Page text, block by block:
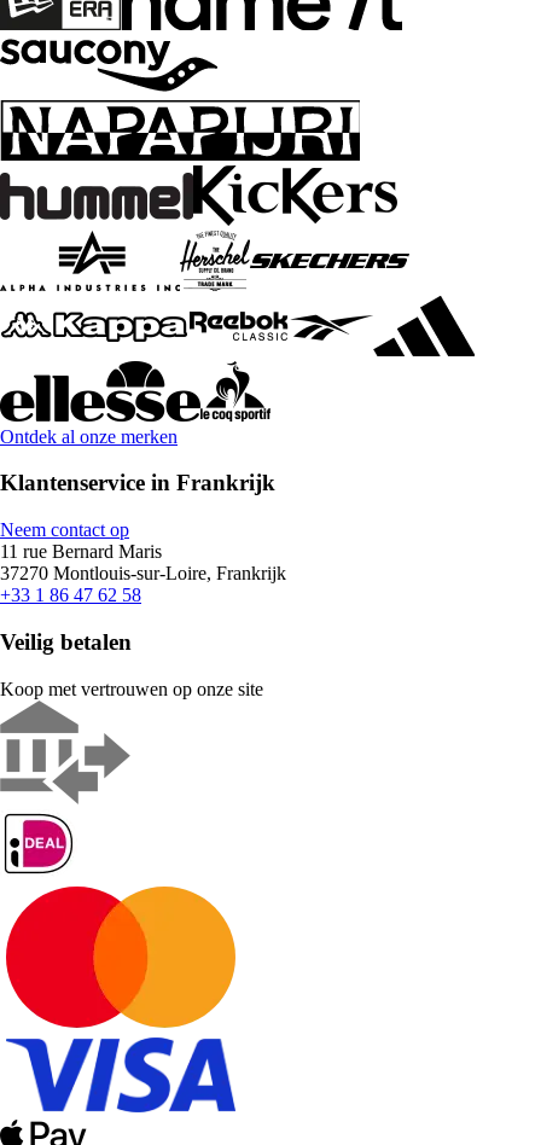
Ontdek al onze merken
Klantenservice in Frankrijk
Neem contact op
11 rue Bernard Maris
37270 Montlouis-sur-Loire, Frankrijk
+33 1 86 47 62 58
Veilig betalen
Koop met vertrouwen op onze site